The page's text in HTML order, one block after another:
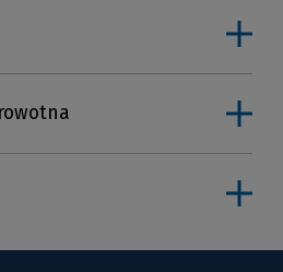
Publicznego PZH —